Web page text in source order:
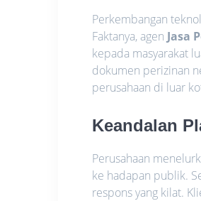
Perkembangan
Faktanya, agen Jasa
kepada masyarakat
dokumen perizinan
perusahaan di luar
Keandalan
Perusahaan
ke hadapan publik.
respons yang kilat.